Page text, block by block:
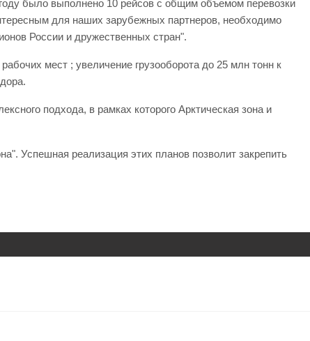
было выполнено 10 рейсов с общим объемом перевозки
для наших зарубежных партнеров, необходимо
России и дружественных стран".
мест ; увеличение грузооборота до 25 млн тонн к
подхода, в рамках которого Арктическая зона и
Успешная реализация этих планов позволит закрепить